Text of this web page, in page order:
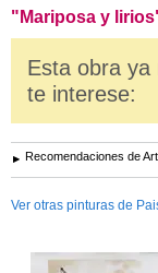
"Mariposa y
Esta obra
te interese:
Recomendaciones de
Ver otras pinturas de